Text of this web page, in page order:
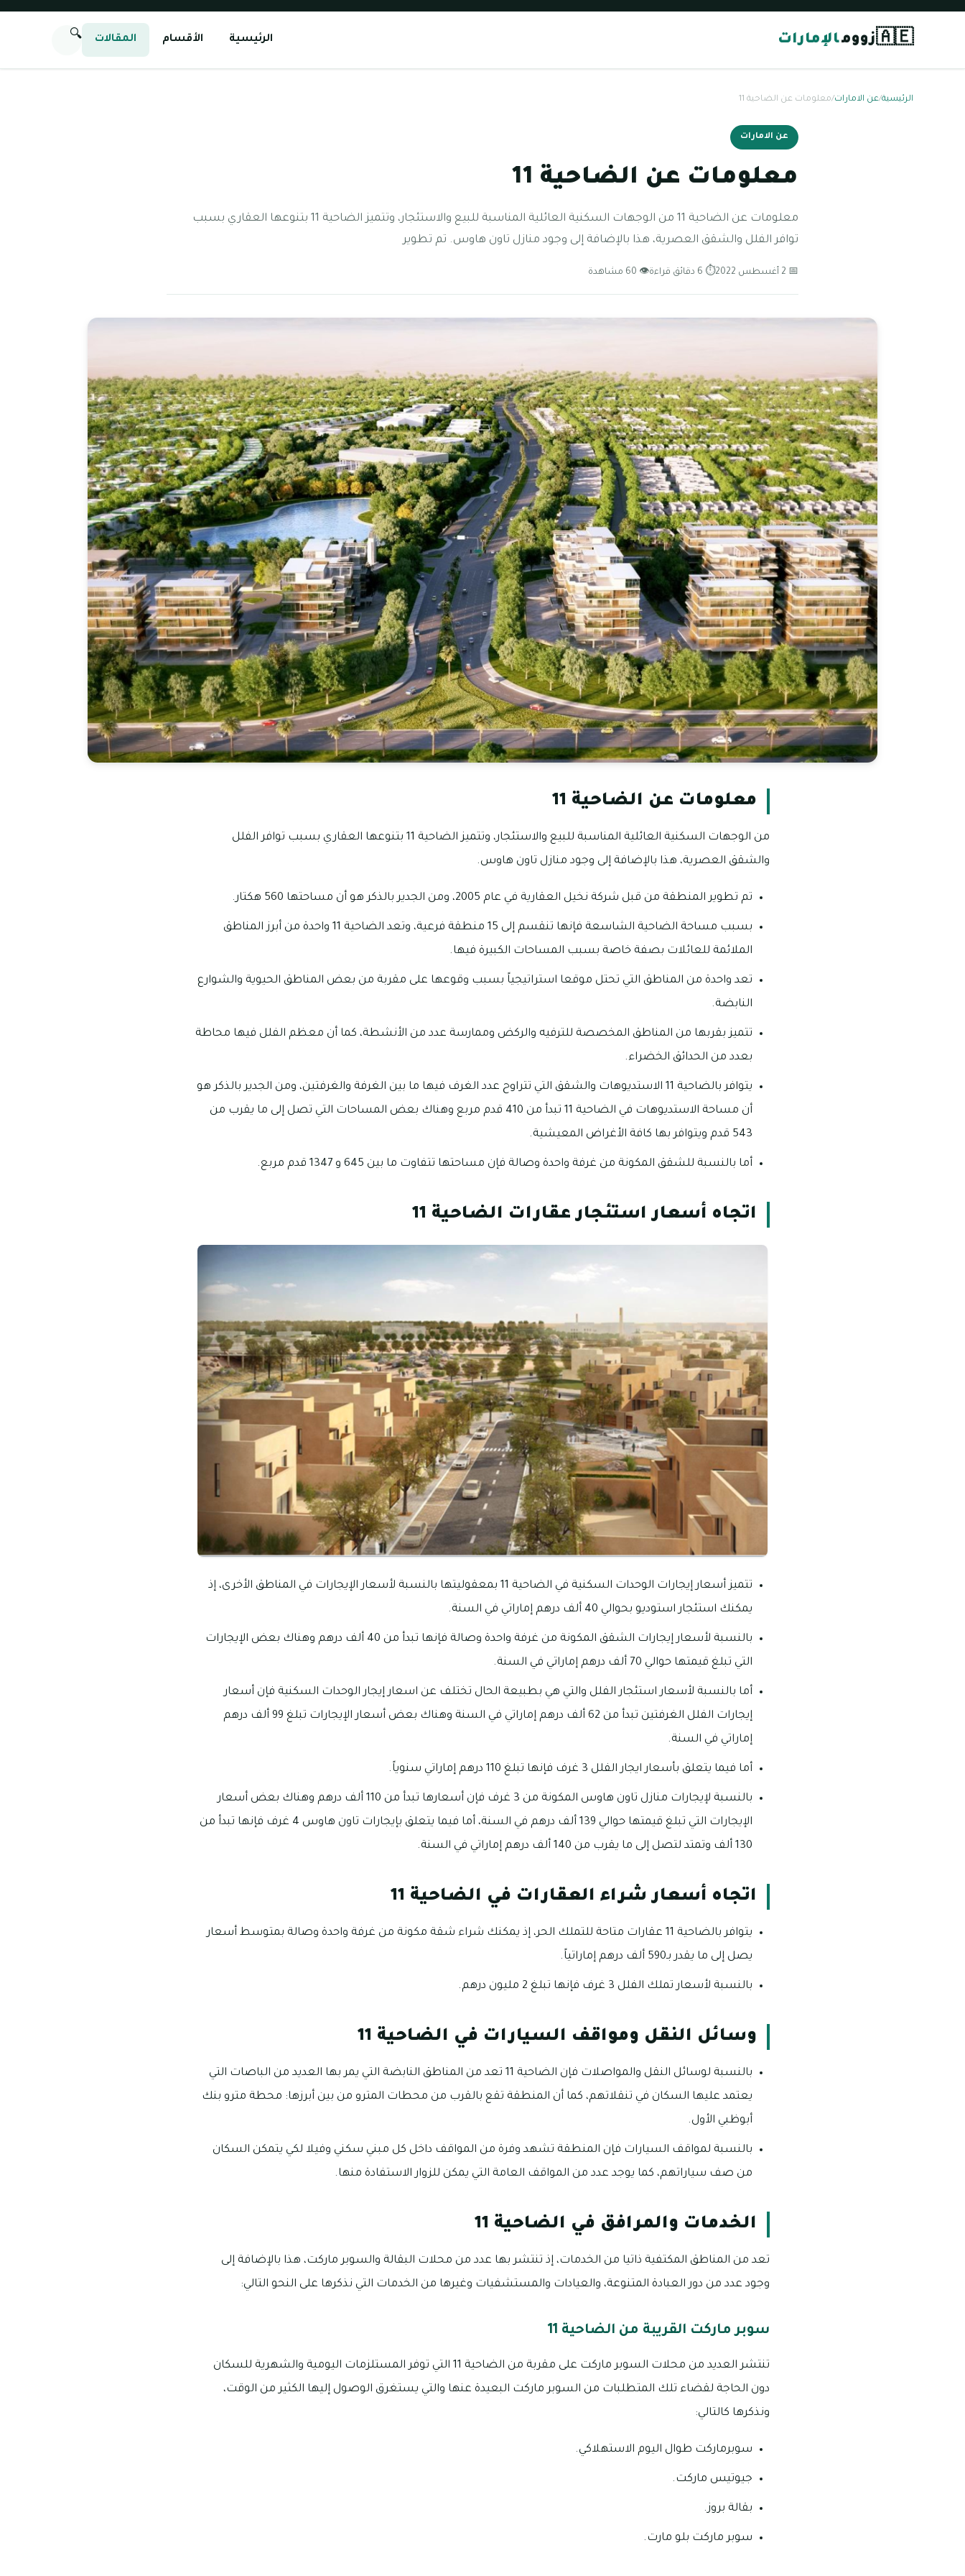
🇦🇪زوومالإمارات الرئيسية الأقسام المقالات 🔍
الرئيسية/عن الامارات/معلومات عن الضاحية 11
عن الامارات
معلومات عن الضاحية 11
معلومات عن الضاحية 11 من الوجهات السكنية العائلية المناسبة للبيع والاستئجار، وتتميز الضاحية 11 بتنوعها العقاري بسبب
توافر الفلل والشقق العصرية، هذا بالإضافة إلى وجود منازل تاون هاوس. تم تطوير
📅 2 أغسطس 2022 ⏱ 6 دقائق قراءة 👁 60 مشاهدة
معلومات عن الضاحية 11
من الوجهات السكنية العائلية المناسبة للبيع والاستئجار، وتتميز الضاحية 11 بتنوعها العقاري بسبب توافر الفلل
والشقق العصرية، هذا بالإضافة إلى وجود منازل تاون هاوس.
تم تطوير المنطقة من قبل شركة نخيل العقارية في عام 2005، ومن الجدير بالذكر هو أن مساحتها 560 هكتار.
بسبب مساحة الضاحية الشاسعة فإنها تنقسم إلى 15 منطقة فرعية، وتعد الضاحية 11 واحدة من أبرز المناطق
الملائمة للعائلات بصفة خاصة بسبب المساحات الكبيرة فيها.
تعد واحدة من المناطق التي تحتل موقعا استراتيجياً بسبب وقوعها على مقربة من بعض المناطق الحيوية والشوارع
النابضة.
تتميز بقربها من المناطق المخصصة للترفيه والركض وممارسة عدد من الأنشطة، كما أن معظم الفلل فيها محاطة
بعدد من الحدائق الخضراء.
يتوافر بالضاحية 11 الاستديوهات والشقق التي تتراوح عدد الغرف فيها ما بين الغرفة والغرفتين، ومن الجدير بالذكر هو
أن مساحة الاستديوهات في الضاحية 11 تبدأ من 410 قدم مربع وهناك بعض المساحات التي تصل إلى ما يقرب من
543 قدم ويتوافر بها كافة الأغراض المعيشية.
أما بالنسبة للشقق المكونة من غرفة واحدة وصالة فإن مساحتها تتفاوت ما بين 645 و 1347 قدم مربع.
اتجاه أسعار استئجار عقارات الضاحية 11
تتميز أسعار إيجارات الوحدات السكنية في الضاحية 11 بمعقوليتها بالنسبة لأسعار الإيجارات في المناطق الأخرى، إذ
يمكنك استئجار استوديو بحوالي 40 ألف درهم إماراتي في السنة.
بالنسبة لأسعار إيجارات الشقق المكونة من غرفة واحدة وصالة فإنها تبدأ من 40 ألف درهم وهناك بعض الإيجارات
التي تبلغ قيمتها حوالي 70 ألف درهم إماراتي في السنة.
أما بالنسبة لأسعار استئجار الفلل والتي هي بطبيعة الحال تختلف عن اسعار إيجار الوحدات السكنية فإن أسعار
إيجارات الفلل الغرفتين تبدأ من 62 ألف درهم إماراتي في السنة وهناك بعض أسعار الإيجارات تبلغ 99 ألف درهم
إماراتي في السنة.
أما فيما يتعلق بأسعار ايجار الفلل 3 غرف فإنها تبلغ 110 درهم إماراتي سنوياً.
بالنسبة لإيجارات منازل تاون هاوس المكونة من 3 غرف فإن أسعارها تبدأ من 110 ألف درهم وهناك بعض أسعار
الإيجارات التي تبلغ قيمتها حوالي 139 ألف درهم في السنة، أما فيما يتعلق بإيجارات تاون هاوس 4 غرف فإنها تبدأ من
130 ألف وتمتد لتصل إلى ما يقرب من 140 ألف درهم إماراتي في السنة.
اتجاه أسعار شراء العقارات في الضاحية 11
يتوافر بالضاحية 11 عقارات متاحة للتملك الحر، إذ يمكنك شراء شقة مكونة من غرفة واحدة وصالة بمتوسط أسعار
يصل إلى ما يقدر بـ590 ألف درهم إماراتياً.
بالنسبة لأسعار تملك الفلل 3 غرف فإنها تبلغ 2 مليون درهم.
وسائل النقل ومواقف السيارات في الضاحية 11
بالنسبة لوسائل النقل والمواصلات فإن الضاحية 11 تعد من المناطق النابضة التي يمر بها العديد من الباصات التي
يعتمد عليها السكان في تنقلاتهم، كما أن المنطقة تقع بالقرب من محطات المترو من بين أبرزها: محطة مترو بنك
أبوظبي الأول.
بالنسبة لمواقف السيارات فإن المنطقة تشهد وفرة من المواقف داخل كل مبني سكني وفيلا لكي يتمكن السكان
من صف سياراتهم، كما يوجد عدد من المواقف العامة التي يمكن للزوار الاستفادة منها.
الخدمات والمرافق في الضاحية 11
تعد من المناطق المكتفية ذاتيا من الخدمات، إذ تنتشر بها عدد من محلات البقالة والسوبر ماركت، هذا بالإضافة إلى
وجود عدد من دور العبادة المتنوعة، والعيادات والمستشفيات وغيرها من الخدمات التي نذكرها على النحو التالي:
سوبر ماركت القريبة من الضاحية 11
تنتشر العديد من محلات السوبر ماركت على مقربة من الضاحية 11 التي توفر المستلزمات اليومية والشهرية للسكان
دون الحاجة لقضاء تلك المتطلبات من السوبر ماركت البعيدة عنها والتي يستغرق الوصول إليها الكثير من الوقت،
ونذكرها كالتالي:
سوبرماركت طوال اليوم الاستهلاكي.
جيوتيس ماركت.
بقالة بروز.
سوبر ماركت بلو مارت.